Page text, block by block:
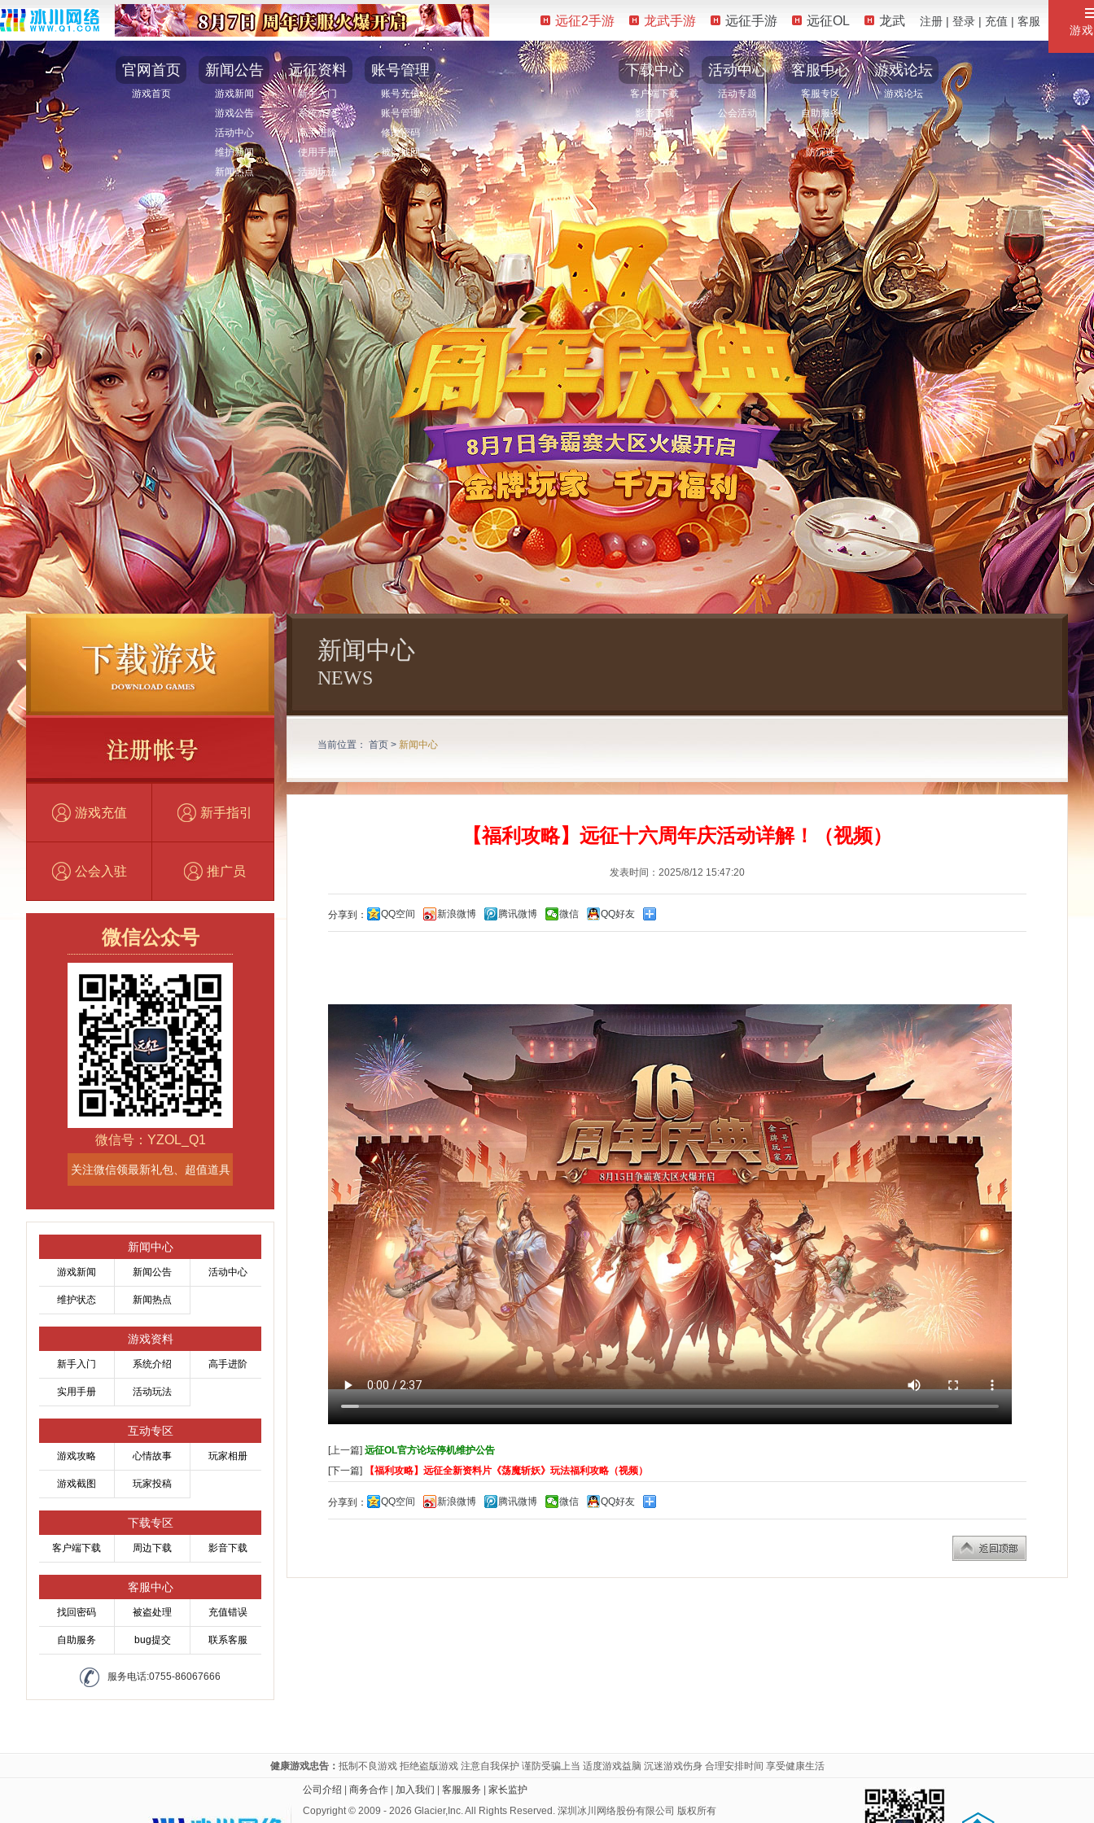
游
远征2手游 龙武手游 远征手游 远征OL 龙武 注册 | 登录 | 充值 | 客服
官网首页
游戏首页
新闻公告
游戏新闻
游戏公告
活动中心
维护新闻
新闻热点
远征资料
新手入门
系统介绍
高手进阶
使用手册
活动玩法
账号管理
账号充值
账号管理
修改密码
被盗找回
下载中心
客户端下载
影音下载
周边下载
活动中心
活动专题
公会活动
客服中心
客服专区
自助服务
常见问题
防沉迷
游戏论坛
游戏论坛
游戏充值 新手指引
公会入驻 推广员
微信公众号
微信号：YZOL_Q1
关注微信领最新礼包、超值道具
新闻中心
游戏新闻 新闻公告 活动中心
维护状态 新闻热点
游戏资料
新手入门 系统介绍 高手进阶
实用手册 活动玩法
互动专区
游戏攻略 心情故事 玩家相册
游戏截图 玩家投稿
下载专区
客户端下载 周边下载 影音下载
客服中心
找回密码 被盗处理 充值错误
自助服务 bug提交 联系客服
服务电话:0755-86067666
新闻中心
NEWS
当前位置： 首页 > 新闻中心
【福利攻略】远征十六周年庆活动详解！（视频）
发表时间：2025/8/12 15:47:20
分享到： QQ空间 新浪微博 腾讯微博 微信 QQ好友
[上一篇] 远征OL官方论坛停机维护公告
[下一篇]
【福利攻略】远征全新资料片《荡魔斩妖》玩法福利攻略（视频）
分享到： QQ空间 新浪微博 腾讯微博 微信 QQ好友
健康游戏忠告： 抵制不良游戏 拒绝盗版游戏 注意自我保护 谨防受骗上当 适度游戏益脑 沉迷游戏伤身 合理安排时间 享受健康生活
公司介绍 | 商务合作 | 加入我们 | 客服服务 | 家长监护
Copyright © 2009 - 2026 Glacier,Inc. All Rights Reserved. 深圳冰川网络股份有限公司 版权所有